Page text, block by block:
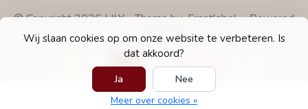
Wij slaan cookies op om onze website te verbeteren. Is
dat akkoord?
Ja
Nee
Meer over cookies »
© Copyright 2026 LILY - Theme byFrontlabel- Powered
byLightspeed